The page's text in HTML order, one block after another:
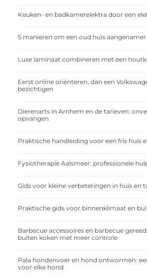
Keuken- en badkamerelektra door een
5 manieren om een oud huis
Luxe laminaat combineren met een
Eerst online oriënteren, dan een
bezichtigen
Dierenarts in Arnhem en de tarieven:
opvangen
Praktische handleiding voor een fris huis
Fysiotherapie Aalsmeer: professionele
Gids voor kleine verbeteringen in huis en
Praktische gids voor binnenklimaat en
Barbecue accessoires en barbecue
buiten koken met meer controle
Pala hondenvoer en hond ontwormen:
voor elke hond